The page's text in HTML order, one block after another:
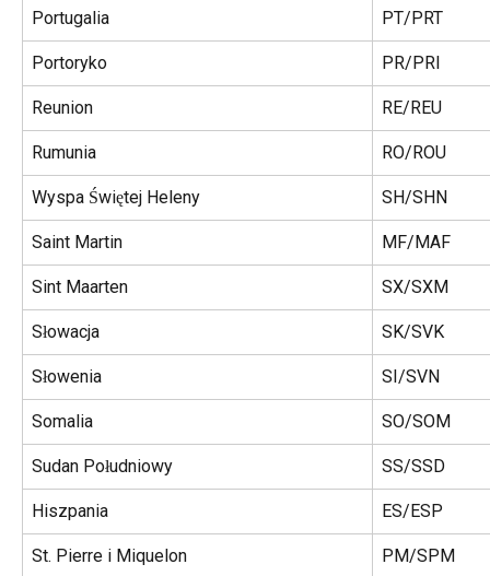
Portugalia PT/PRT
Portoryko PR/PRI
Reunion RE/REU
Rumunia RO/ROU
Wyspa Świętej Heleny SH/SHN
Saint Martin MF/MAF
Sint Maarten SX/SXM
Słowacja SK/SVK
Słowenia SI/SVN
Somalia SO/SOM
Sudan Południowy SS/SSD
Hiszpania ES/ESP
St. Pierre i Miquelon PM/SPM